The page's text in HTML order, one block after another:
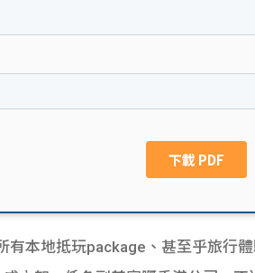
有本地抵玩package、甚至乎旅行